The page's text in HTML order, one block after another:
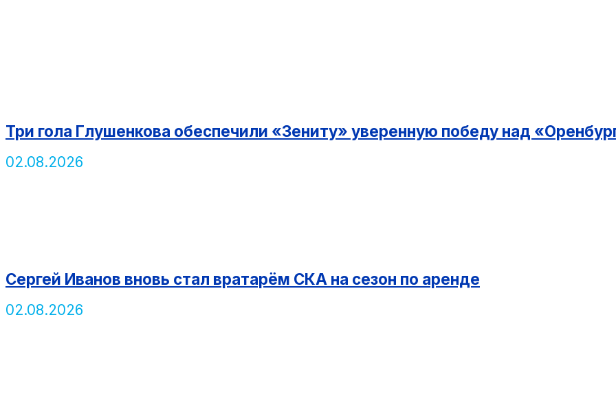
Три гола Глушенкова обеспечили «Зениту» уверенную победу над
02.08.2026
Сергей Иванов вновь стал вратарём СКА на сезон по аренде
02.08.2026